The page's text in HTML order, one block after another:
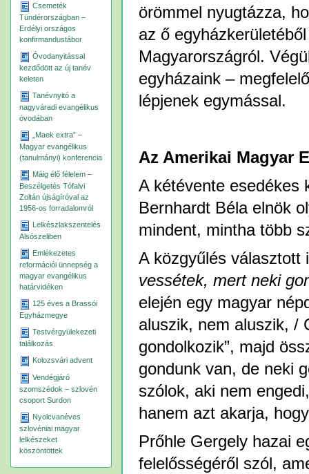
Csemeték
Tündérországban –
Erdélyi országos
konfirmandustábor
Óvodanyitással
kezdődött az új tanév
keleten
Tanévnyitó a
nagyváradi evangélikus
óvodában
„Maek extra” –
Magyar evangélikus
(tanulmányi) konferencia
Máig élő félelem –
Beszélgetés Tófalvi
Zoltán újságíróval az
1956-os forradalomról
Lelkészlakszentelés
Alsószeliben
Emlékezetes
reformációi ünnepség a
magyar evangélikus
határvidéken
125 éves a Brassói
Egyházmegye
Testvérgyülekezeti
találkozás
Kolozsvári advent
Vendégjáró
szomszédok – szlovén
csoport Surdon
Nyolcvanéves
szlovéniai magyar
lelkészeket
köszöntöttek
örömmel nyugtázza,
az ő
Magyarországról.
egyházaink –
lépjenek egymással.
Az Amerikai Magyar
A kétévente esedékes
Bernhardt Béla elnök
mindent, mintha több
A közgyűlés
vessétek, mert neki
elején egy magyar
aluszik, nem aluszik, /
gondolkozik”, majd
gondunk van, de neki
szólok, aki nem
hanem azt akarja,
Prőhle Gergely hazai
felelősségéről szól,